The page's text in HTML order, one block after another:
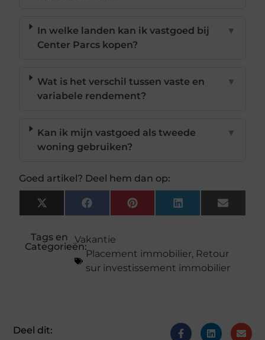
In welke landen kan ik vastgoed bij
Center Parcs kopen?
▼
Wat is het verschil tussen vaste en
variabele rendement?
▼
Kan ik mijn vastgoed als tweede
woning gebruiken?
▼
Goed artikel? Deel hem dan op:
X
(Twitter)
FacebookPinterestLinkedInEmail
Tags en
Categorieën:
Vakantie
Placement immobilier, Retour
sur investissement immobilier
Deel dit: